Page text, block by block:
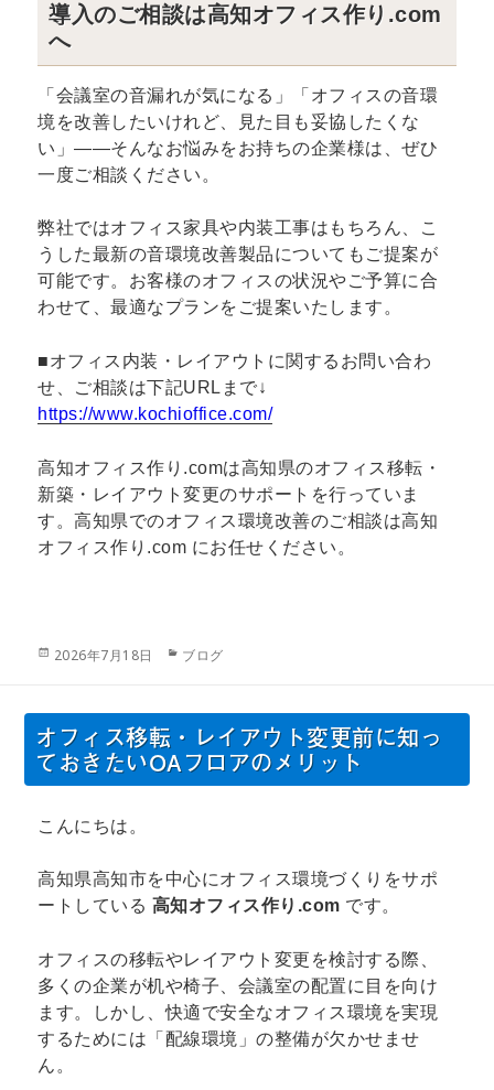
導入のご相談は高知オフィス作り.com
へ
「会議室の音漏れが気になる」「オフィスの音環
境を改善したいけれど、見た目も妥協したくな
い」——そんなお悩みをお持ちの企業様は、ぜひ
一度ご相談ください。
弊社ではオフィス家具や内装工事はもちろん、こ
うした最新の音環境改善製品についてもご提案が
可能です。お客様のオフィスの状況やご予算に合
わせて、最適なプランをご提案いたします。
■オフィス内装・レイアウトに関するお問い合わ
せ、ご相談は下記URLまで↓
https://www.kochioffice.com/
高知オフィス作り.comは高知県のオフィス移転・
新築・レイアウト変更のサポートを行っていま
す。高知県でのオフィス環境改善のご相談は高知
オフィス作り.com にお任せください。
投
2026年7月18日
カ
リ
ー
ブログ
オフィス移転・レイアウト変更前に知っ
ておきたいOAフロアのメリット
こんにちは。
高知県高知市を中心にオフィス環境づくりをサポ
ートしている 高知オフィス作り.com です。
オフィスの移転やレイアウト変更を検討する際、
多くの企業が机や椅子、会議室の配置に目を向け
ます。しかし、快適で安全なオフィス環境を実現
するためには「配線環境」の整備が欠かせませ
ん。